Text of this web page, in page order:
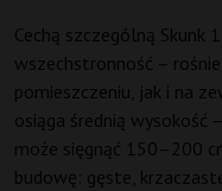
Cechą szczególną Skunk
wszechstronność –
pomieszczeniu, jak i na
osiąga średnią
może sięgnąć 150–200
budowę: gęste,